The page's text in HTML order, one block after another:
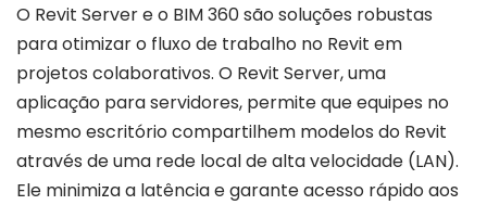
O Revit Server e o BIM 360 são soluções robustas
para otimizar o fluxo de trabalho no Revit em
projetos colaborativos. O Revit Server, uma
aplicação para servidores, permite que equipes no
mesmo escritório compartilhem modelos do Revit
através de uma rede local de alta velocidade (LAN).
Ele minimiza a latência e garante acesso rápido aos